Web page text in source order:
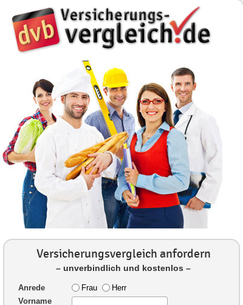
Versicherungsvergleich anfordern
– unverbindlich und kostenlos –
Anrede Frau
Herr
Vorname